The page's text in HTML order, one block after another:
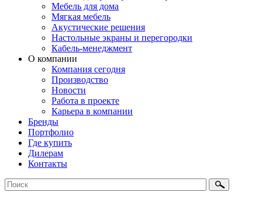
Мебель для дома
Мягкая мебель
Акустические решения
Настольные экраны и перегородки
Кабель-менеджмент
О компании
Компания сегодня
Производство
Новости
Работа в проекте
Карьера в компании
Бренды
Портфолио
Где купить
Дилерам
Контакты